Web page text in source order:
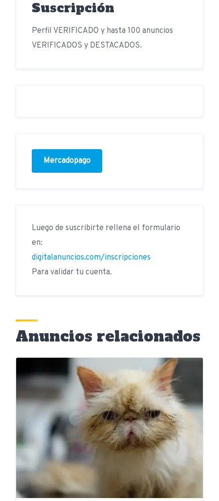
Suscripción
Perfil VERIFICADO y hasta 100 anuncios
VERIFICADOS y DESTACADOS.
Mercadopago
Luego de suscribirte rellena el formulario
en:
digitalanuncios.com/inscripciones
Para validar tu cuenta.
Anuncios relacionados